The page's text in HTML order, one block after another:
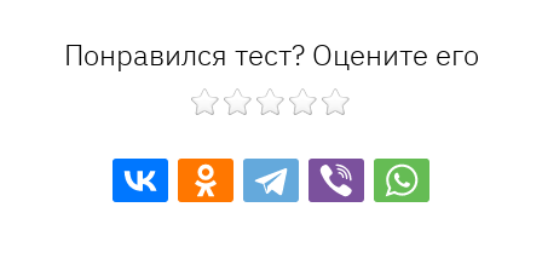
Понравился тест? Оцените его